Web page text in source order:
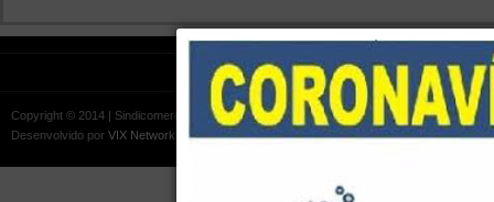
Copyright © 2014 | Sindicomerciários ES
Desenvolvido por VIX Networks®